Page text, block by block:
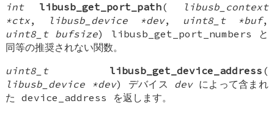
int
libusb_get_port_path(
libusb_context
*ctx, libusb_device *dev, uint8_t *buf,
uint8_t bufsize) libusb_get_port_numbers と
同等の推奨されない関数。
uint8_t
libusb_get_device_address (
libusb_device *dev) デバイス devによって含まれ
た device_address を返します。